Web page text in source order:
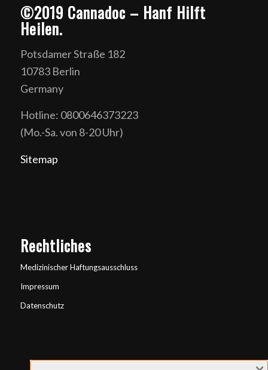
©2019 Cannadoc – Hanf Hilft
Heilen.
Potsdamer Straße 182
10783 Berlin
Germany
Hotline: 0800646373223
(Mo.-Sa. von 8-20 Uhr)
Sitemap
Rechtliches
Medizinischer Haftungsausschluss
Impressum
Datenschutz